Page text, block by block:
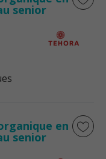
senior
en
senior